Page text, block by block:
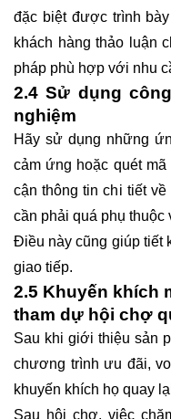
đặc biệt được trình
khách hàng thảo luận
pháp phù hợp với nhu
2.4 Sử dụng
nghiệm
Hãy sử dụng những
cảm ứng hoặc quét
cận thông tin chi tiết
cần phải quá phụ thuộc
Điều này cũng giúp tiết
giao tiếp.
2.5 Khuyến khích
tham dự hội chợ
Sau khi giới thiệu sản
chương trình ưu đãi,
khuyến khích họ quay
Sau hội chợ, việc